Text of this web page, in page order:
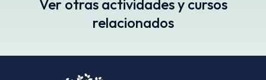
Ver otras actividades y cursos
relacionados
psicológica en
Cuidados